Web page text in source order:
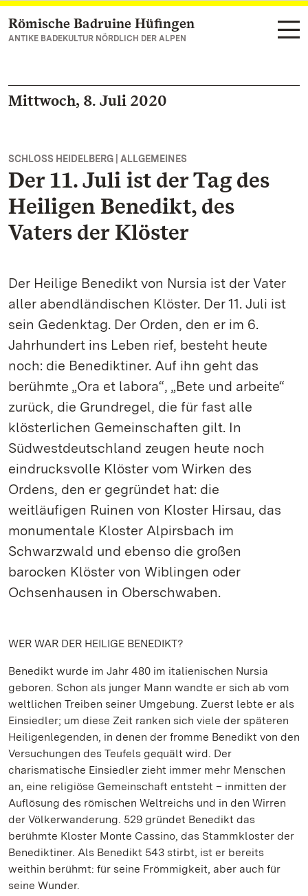
Zum Hauptinhalt springen
Römische Badruine Hüfingen
ANTIKE BADEKULTUR NÖRDLICH DER ALPEN
Mittwoch, 8. Juli 2020
SCHLOSS HEIDELBERG | ALLGEMEINES
Der 11. Juli ist der Tag des
Heiligen Benedikt, des
Vaters der Klöster
Der Heilige Benedikt von Nursia ist der Vater
aller abendländischen Klöster. Der 11. Juli ist
sein Gedenktag. Der Orden, den er im 6.
Jahrhundert ins Leben rief, besteht heute
noch: die Benediktiner. Auf ihn geht das
berühmte „Ora et labora“, „Bete und arbeite“
zurück, die Grundregel, die für fast alle
klösterlichen Gemeinschaften gilt. In
Südwestdeutschland zeugen heute noch
eindrucksvolle Klöster vom Wirken des
Ordens, den er gegründet hat: die
weitläufigen Ruinen von Kloster Hirsau, das
monumentale Kloster Alpirsbach im
Schwarzwald und ebenso die großen
barocken Klöster von Wiblingen oder
Ochsenhausen in Oberschwaben.
WER WAR DER HEILIGE BENEDIKT?
Benedikt wurde im Jahr 480 im italienischen Nursia
geboren. Schon als junger Mann wandte er sich ab vom
weltlichen Treiben seiner Umgebung. Zuerst lebte er als
Einsiedler; um diese Zeit ranken sich viele der späteren
Heiligenlegenden, in denen der fromme Benedikt von den
Versuchungen des Teufels gequält wird. Der
charismatische Einsiedler zieht immer mehr Menschen
an, eine religiöse Gemeinschaft entsteht – inmitten der
Auflösung des römischen Weltreichs und in den Wirren
der Völkerwanderung. 529 gründet Benedikt das
berühmte Kloster Monte Cassino, das Stammkloster der
Benediktiner. Als Benedikt 543 stirbt, ist er bereits
weithin berühmt: für seine Frömmigkeit, aber auch für
seine Wunder.